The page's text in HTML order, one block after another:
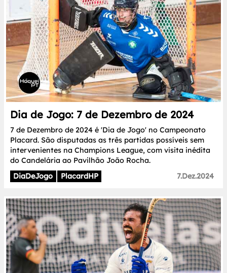
Dia de Jogo: 7 de Dezembro de 2024
7 de Dezembro de 2024 é 'Dia de Jogo' no Campeonato
Placard. São disputadas as três partidas possíveis sem
intervenientes na Champions League, com visita inédita
do Candelária ao Pavilhão João Rocha.
DiaDeJogo
PlacardHP 7.Dez.2024